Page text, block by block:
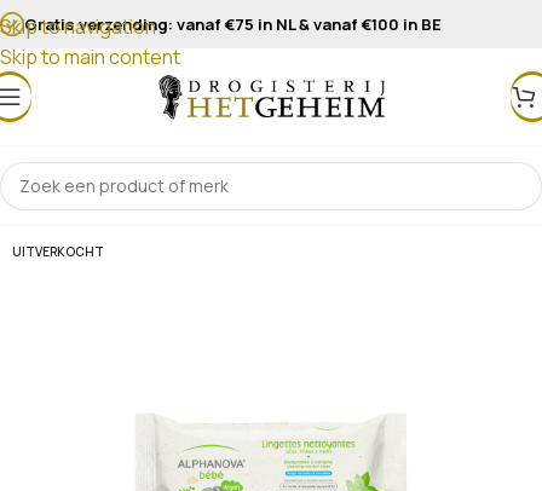
Skip to navigation
Skip to main content
Gratis verzending: vanaf €75 in NL & vanaf €100 in BE
UITVERKOCHT